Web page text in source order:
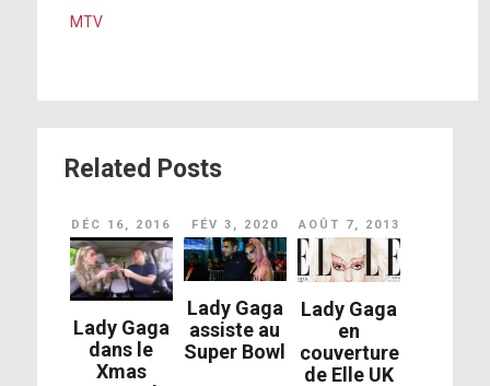
MTV
Related Posts
DÉC 16, 2016
Lady Gaga
dans le
Xmas
FÉV 3, 2020
Lady Gaga
assiste au
Super Bowl
AOÛT 7, 2013
Lady Gaga
en
couverture
de Elle UK